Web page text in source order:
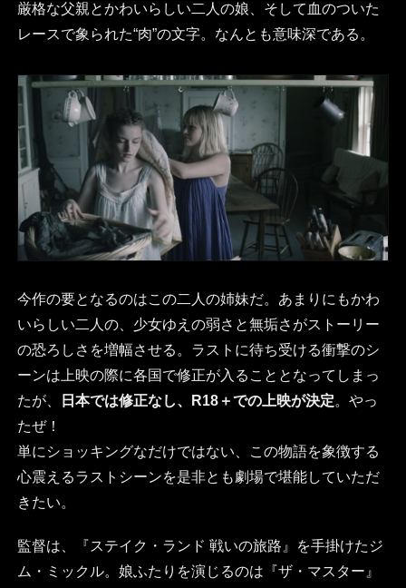
厳格な父親とかわいらしい二人の娘、そして血のついた
レースで象られた“肉”の文字。なんとも意味深である。
今作の要となるのはこの二人の姉妹だ。あまりにもかわ
いらしい二人の、少女ゆえの弱さと無垢さがストーリー
の恐ろしさを増幅させる。ラストに待ち受ける衝撃のシ
ーンは上映の際に各国で修正が入ることとなってしまっ
たが、
日本では修正なし、R18＋での上映が決定。やっ
たぜ！
単にショッキングなだけではない、この物語を象徴する
心震えるラストシーンを是非とも劇場で堪能していただ
きたい。
監督は、『ステイク・ランド 戦いの旅路』を手掛けたジ
ム・ミックル。娘ふたりを演じるのは『ザ・マスター』